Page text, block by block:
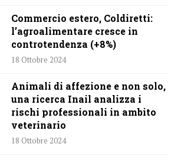
Commercio estero, Coldiretti:
l’agroalimentare cresce in
controtendenza (+8%)
18 Ottobre 2024
Animali di affezione e non solo,
una ricerca Inail analizza i
rischi professionali in ambito
veterinario
18 Ottobre 2024